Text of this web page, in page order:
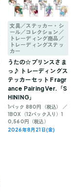
文具／ステッカー・シ
ール／コレクション／
トレーディング商品／
トレーディングステッ
カー
うたの☆プリンスさま
っ♪ トレーディングス
テッカーセット Fragr
ance Pairing Ver.「S
HINING」
1パック 880円（税込） ／
1BOX（12パック入り）1
0,560円（税込）
2026年8月21日(金)